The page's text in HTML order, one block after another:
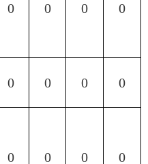
0 0 0 0
0 0 0 0
0 0 0 0